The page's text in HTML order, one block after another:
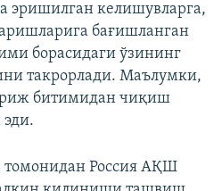
эришилган келишувларга,
бағишланган
борасидаги ўзининг
такрорлади. Маълумки,
битимидан чиқиш
эди.
томонидан Россия АҚШ